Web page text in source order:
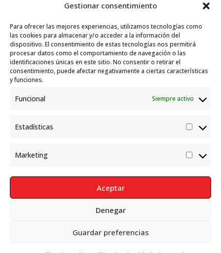
Gestionar consentimiento
Para ofrecer las mejores experiencias, utilizamos tecnologías como
las cookies para almacenar y/o acceder a la información del
dispositivo. El consentimiento de estas tecnologías nos permitirá
procesar datos como el comportamiento de navegación o las
identificaciones únicas en este sitio. No consentir o retirar el
consentimiento, puede afectar negativamente a ciertas características
y funciones.
Funcional Siempre activo
Estadísticas
Marketing
Aceptar
Denegar
Guardar preferencias
Garelli-Refugio: Acciones de empleo en el
marco del Sistema de Acogida de Protección
Internacional 10 julio, 2026
Política de Privacidad